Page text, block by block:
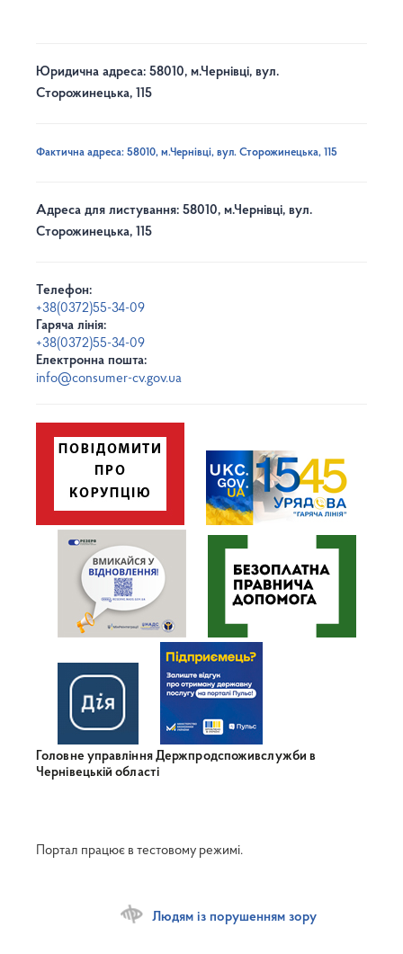
Юридична адреса: 58010, м.Чернівці, вул.
Сторожинецька, 115
Фактична адреса: 58010, м.Чернівці, вул. Сторожинецька, 115
Адреса для листування: 58010, м.Чернівці, вул.
Сторожинецька, 115
Телефон:
+38(0372)55-34-09
Гаряча лінія:
+38(0372)55-34-09
Електронна пошта:
info@consumer-cv.gov.ua
Головне управління Держпродспоживслужби в
Чернівецькій області
Портал працює в тестовому режимі.
Людям із порушенням зору